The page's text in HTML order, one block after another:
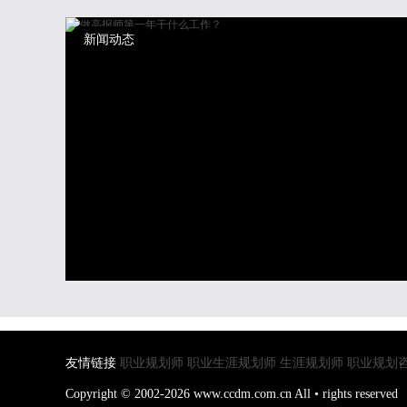
新闻动态
友情链接 职业规划师 职业生涯规划师 生涯规划师 职业规划
Copyright © 2002-2026 www.ccdm.com.cn All • rights reserved